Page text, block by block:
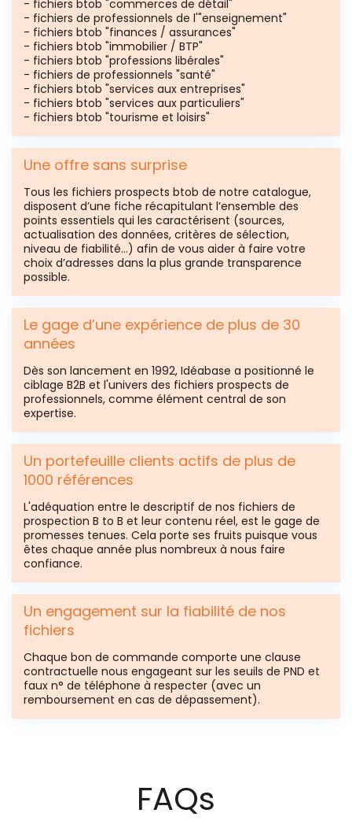
- fichiers btob "commerces de détail"
- fichiers de professionnels de l'"enseignement"
- fichiers btob "finances / assurances"
- fichiers btob "immobilier / BTP"
- fichiers btob "professions libérales"
- fichiers de professionnels "santé"
- fichiers btob "services aux entreprises"
- fichiers btob "services aux particuliers"
- fichiers btob "tourisme et loisirs"
Une offre sans surprise
Tous les fichiers prospects btob de notre catalogue,
disposent d’une fiche récapitulant l’ensemble des
points essentiels qui les caractérisent (sources,
actualisation des données, critères de sélection,
niveau de fiabilité…) afin de vous aider à faire votre
choix d’adresses dans la plus grande transparence
possible.
Le gage d’une expérience de plus de 30
années
Dès son lancement en 1992, Idéabase a positionné le
ciblage B2B et l'univers des fichiers prospects de
professionnels, comme élément central de son
expertise.
Un portefeuille clients actifs de plus de
1000 références
L'adéquation entre le descriptif de nos fichiers de
prospection B to B et leur contenu réel, est le gage de
promesses tenues. Cela porte ses fruits puisque vous
êtes chaque année plus nombreux à nous faire
confiance.
Un engagement sur la fiabilité de nos
fichiers
Chaque bon de commande comporte une clause
contractuelle nous engageant sur les seuils de PND et
faux n° de téléphone à respecter (avec un
remboursement en cas de dépassement).
FAQs